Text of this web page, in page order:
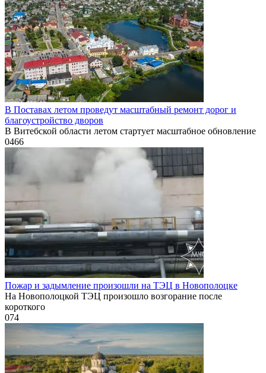
В Поставах летом проведут масштабный ремонт дорог и
благоустройство дворов
В Витебской области летом стартует масштабное обновление
0466
Пожар и задымление произошли на ТЭЦ в Новополоцке
На Новополоцкой ТЭЦ произошло возгорание после
короткого
074